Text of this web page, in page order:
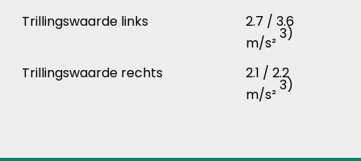
Trillingswaarde links
2.7 / 3.6
m/s²
3)
Trillingswaarde rechts
2.1 / 2.2
m/s²
3)